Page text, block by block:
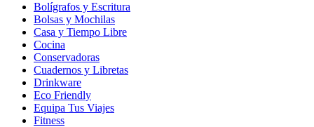
Bolígrafos y Escritura
Bolsas y Mochilas
Casa y Tiempo Libre
Cocina
Conservadoras
Cuadernos y Libretas
Drinkware
Eco Friendly
Equipa Tus Viajes
Fitness